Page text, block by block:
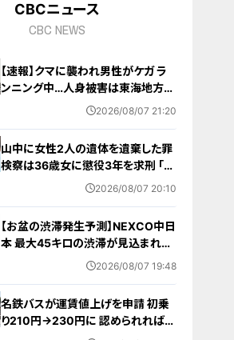
CBCニュース
CBC NEWS
【速報】クマに襲われ男性がケガ ラ
ンニング中…人身被害は東海地方で
今シーズン初めて 岐阜県高山市
2026/08/07 21:20
山中に女性2人の遺体を遺棄した罪
検察は36歳女に懲役3年を求刑 ｢遺
棄時に近くに居続けたこと自体が重
2026/08/07 20:10
【お盆の渋滞発生予測】NEXCO中日
本 最大45キロの渋滞が見込まれる
区間も… 中央道・東名・新東名・東名
2026/08/07 19:48
名鉄バスが運賃値上げを申請 初乗
り210円→230円に 認められれば
12月から全路線で平均1割程度の値